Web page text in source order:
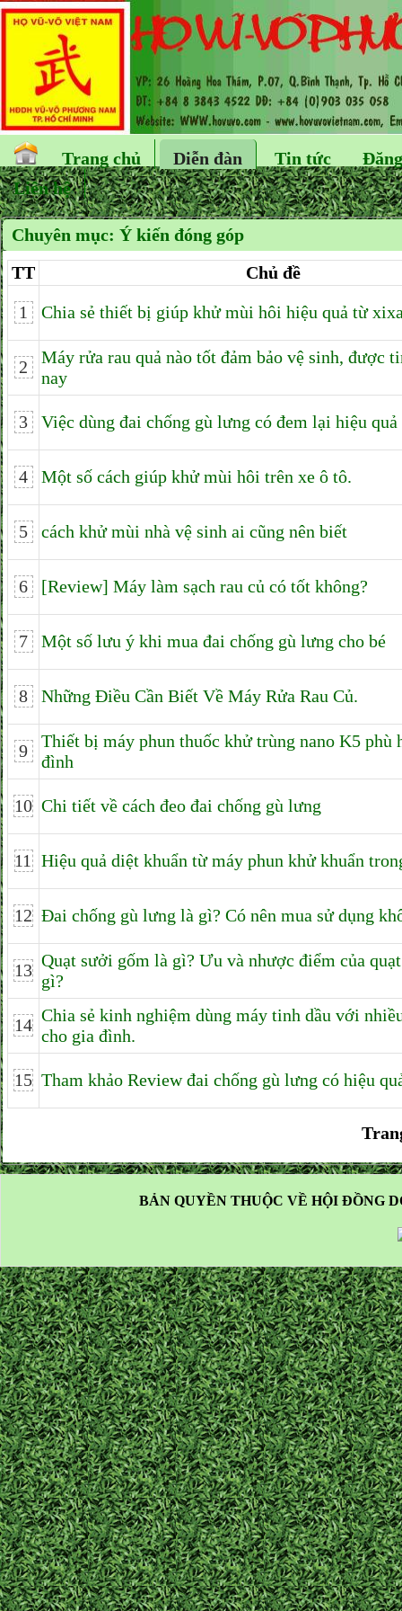
Trang chủ Diễn đàn Tin tức
Liên hệ
Chuyên mục: Ý kiến đóng góp
TT
Chủ đề
1
Chia sẻ thiết bị giúp khử mùi hôi hiệu quả từ
2
Máy rửa rau quả nào tốt đảm bảo vệ sinh, được
nay
3 Việc dùng đai chống gù lưng có đem lại hiệu quả
4 Một số cách giúp khử mùi hôi trên xe ô tô.
5 cách khử mùi nhà vệ sinh ai cũng nên biết
6 [Review] Máy làm sạch rau củ có tốt không?
7 Một số lưu ý khi mua đai chống gù lưng cho bé
8 Những Điều Cần Biết Về Máy Rửa Rau Củ.
9
Thiết bị máy phun thuốc khử trùng nano K5 phù
đình
10 Chi tiết về cách đeo đai chống gù lưng
11 Hiệu quả diệt khuẩn từ máy phun khử khuẩn
12 Đai chống gù lưng là gì? Có nên mua sử dụng
13 Quạt sưởi gốm là gì? Ưu và nhược điểm của
gì?
14 Chia sẻ kinh nghiệm dùng máy tinh dầu với
cho gia đình.
15 Tham khảo Review đai chống gù lưng có hiệu
BẢN QUYỀN THUỘC VỀ HỘI ĐỒNG